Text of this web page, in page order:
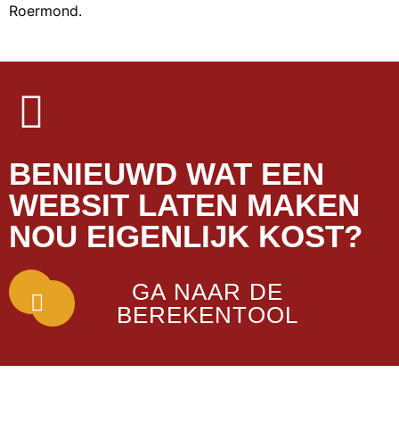
Roermond.
BENIEUWD WAT EEN
WEBSIT LATEN MAKEN
NOU EIGENLIJK KOST?
GA NAAR DE
BEREKENTOOL